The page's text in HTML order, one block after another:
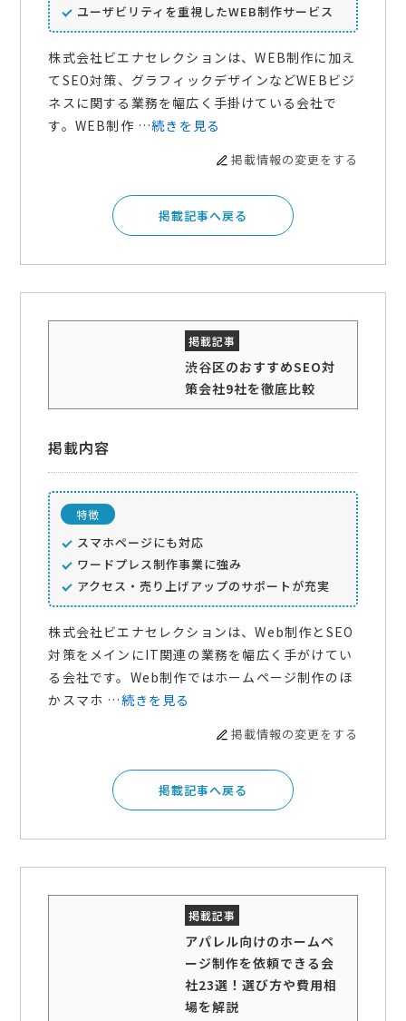
ユーザビリティを重視したWEB制作サービス
株式会社ビエナセレクションは、WEB制作に加え
てSEO対策、グラフィックデザインなどWEBビジ
ネスに関する業務を幅広く手掛けている会社で
す。WEB制作 …続きを見る
掲載情報の変更をする
掲載記事へ戻る
渋谷区のおすすめSEO対
策会社9社を徹底比較
掲載内容
特徴
スマホページにも対応
ワードプレス制作事業に強み
アクセス・売り上げアップのサポートが充実
株式会社ビエナセレクションは、Web制作とSEO
対策をメインにIT関連の業務を幅広く手がけてい
る会社です。Web制作ではホームページ制作のほ
かスマホ …続きを見る
掲載情報の変更をする
掲載記事へ戻る
アパレル向けのホームペ
ージ制作を依頼できる会
社23選！選び方や費用相
場を解説